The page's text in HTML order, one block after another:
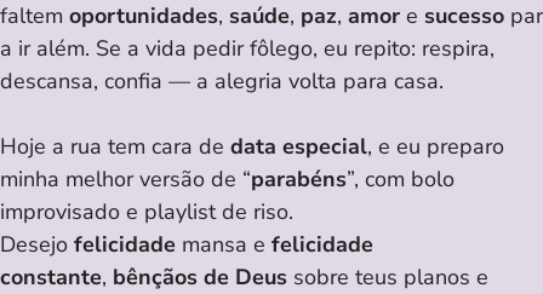
faltem oportunidades, saúde, paz, amor e sucesso par
a ir além. Se a vida pedir fôlego, eu repito: respira,
descansa, confia — a alegria volta para casa.
Hoje a rua tem cara de data especial, e eu preparo
minha melhor versão de “parabéns”, com bolo
improvisado e playlist de riso.
Desejo felicidade mansa e felicidade
constante, bênçãos de Deus sobre teus planos e